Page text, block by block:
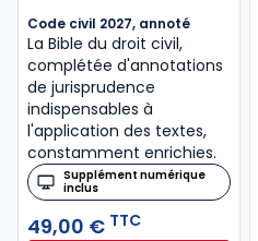
Code civil 2027, annoté
La Bible du droit civil,
complétée d'annotations
de jurisprudence
indispensables à
l'application des textes,
constamment enrichies.
Supplément numérique
inclus
49,00 € TTC